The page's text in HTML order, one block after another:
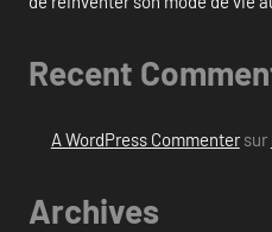
Recent
A WordPress Commentersur
Archives